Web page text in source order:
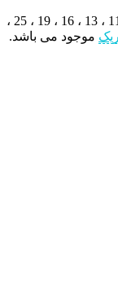
لوله خرطومی تابلویی در سایز های 4 ، 6 ، 9 ، 11 ، 13 ، 16 ، 19 ، 25 ،
موجود می باشد.